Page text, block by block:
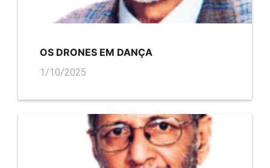
OS DRONES EM DANÇA
1/10/2025